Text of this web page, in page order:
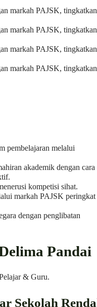
markah PAJSK, tingkatkan
markah PAJSK, tingkatkan
markah PAJSK, tingkatkan
markah PAJSK, tingkatkan
pembelajaran melalui
akademik dengan cara
kompetisi sihat.
markah PAJSK peringkat
dengan penglibatan
Pandai
& Guru.
Sekolah